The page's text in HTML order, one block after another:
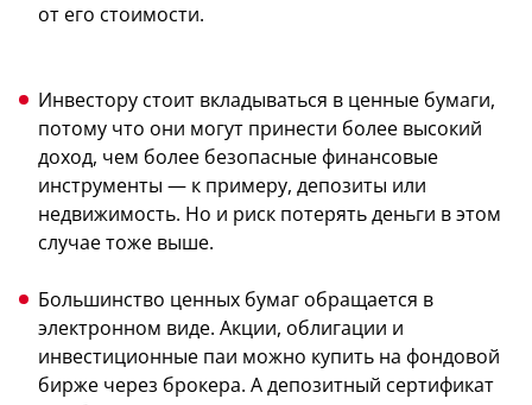
от его стоимости.
Инвестору стоит вкладываться в ценные бумаги,
потому что они могут принести более высокий
доход, чем более безопасные финансовые
инструменты — к примеру, депозиты или
недвижимость. Но и риск потерять деньги в этом
случае тоже выше.
Большинство ценных бумаг обращается в
электронном виде. Акции, облигации и
инвестиционные паи можно купить на фондовой
бирже через брокера. А депозитный сертификат